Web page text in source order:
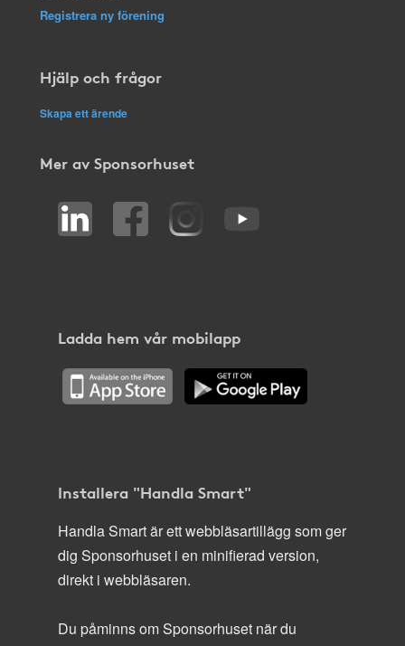
Registrera ny förening
Hjälp och frågor
Skapa ett ärende
Mer av Sponsorhuset
Ladda hem vår mobilapp
Installera "Handla Smart"
Handla Smart är ett webbläsartillägg som ger
dig Sponsorhuset i en minifierad version,
direkt i webbläsaren.
Du påminns om Sponsorhuset när du